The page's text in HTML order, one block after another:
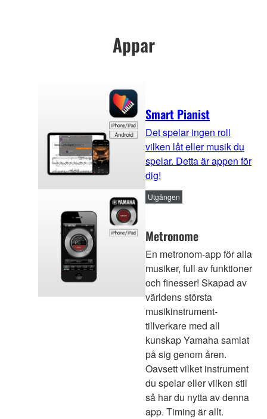
Appar
Smart Pianist
Det spelar ingen roll
vilken låt eller musik du
spelar. Detta är appen för
dig!
Metronome
Utgången
En metronom-app för alla
musiker, full av funktioner
och finesser! Skapad av
världens största
musikinstrument-
tillverkare med all
kunskap Yamaha samlat
på sig genom åren.
Oavsett vilket instrument
du spelar eller vilken stil
så har du nytta av denna
app. Timing är allt.